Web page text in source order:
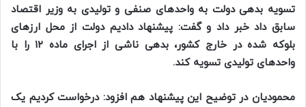
تسویه بدهی دولت به واحد‌های صنفی و تولیدی به وزیر اقتصاد
سابق داد خبر داد و گفت: پیشنهاد دادیم دولت از محل ارز‌های
بلوکه شده در خارج کشور، بدهی ناشی از اجرای ماده ۱۲ را با
واحد‌های تولیدی تسویه کند.
محمودیان در توضیح این پیشنهاد هم افزود: درخواست کردیم یک